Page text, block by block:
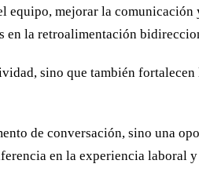
equipo, mejorar la
en la retroalimentación
sino que también
de conversación, sino una
en la experiencia laboral